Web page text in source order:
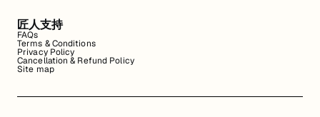
匠人支持
FAQs
Terms & Conditions
Privacy Policy
Cancellation & Refund Policy
Site map